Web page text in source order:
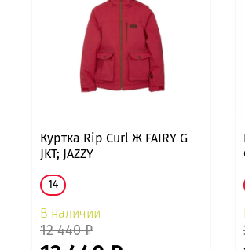
Куртка Rip Curl Ж FAIRY G
JKT; JAZZY
14
В наличии
12 440 ₽